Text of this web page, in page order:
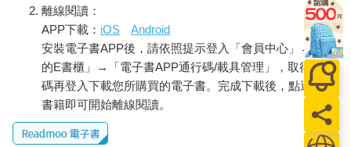
甚至還有一隻豹的模型悠哉地躺在樹蔭下，雖然真正的野外雨林
裡是不會有豹的。不過沒關係，這些巧思只是為了在人的腦海中
模擬出完美的熱帶體驗，而且沒有蚊子、蟒蛇或其他煩人的蟲
子。至少表面上是看不到的，不過在雨林土壤中生活著花盆蟒
蛇，這些小小的蛇跟蚯蚓差不多大，還有一些隨著植物一起「入
駐」的迷你熱帶蜘蛛。仔細觀察的話，還可以看到壁虎，甚至聽
到牠們的叫聲。但這裡沒有種植蘭花，因為蘭花需要在花期結束
後進行冷卻休養，但熱帶島無法提供這樣的條件。由於光照不
離線閱讀：
APP下載： iOS
Android
安裝電子書APP後，請依照提示登入「會員中心」→「我
的E書櫃」→「電子書APP通行碼/載具管理」，取得通行
碼再登入下載您所購買的電子書。完成下載後，點選任一
書籍即可開始離線閱讀。